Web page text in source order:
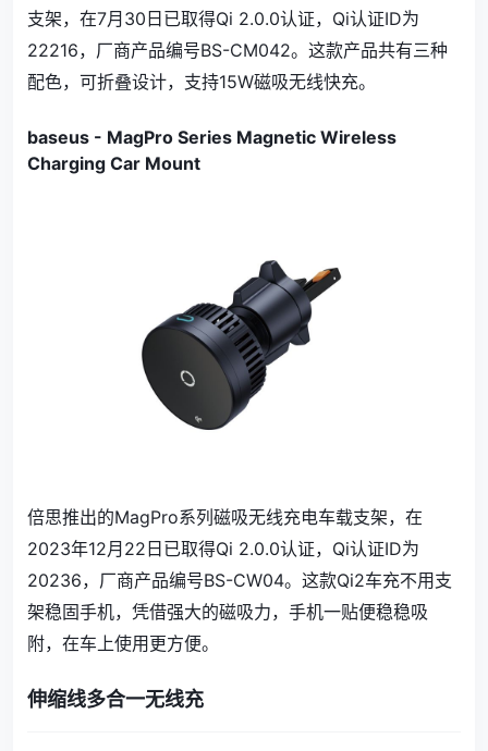
支架，在7月30日已取得Qi 2.0.0认证，Qi认证ID为
22216，厂商产品编号BS-CM042。这款产品共有三种
配色，可折叠设计，支持15W磁吸无线快充。
baseus - MagPro Series Magnetic Wireless
Charging Car Mount
倍思推出的MagPro系列磁吸无线充电车载支架，在
2023年12月22日已取得Qi 2.0.0认证，Qi认证ID为
20236，厂商产品编号BS-CW04。这款Qi2车充不用支
架稳固手机，凭借强大的磁吸力，手机一贴便稳稳吸
附，在车上使用更方便。
伸缩线多合一无线充